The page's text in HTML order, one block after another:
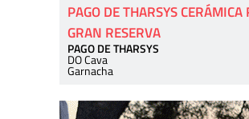
PAGO DE THARSYS CERÁMICA
GRAN RESERVA
PAGO DE THARSYS
DO Cava
Garnacha